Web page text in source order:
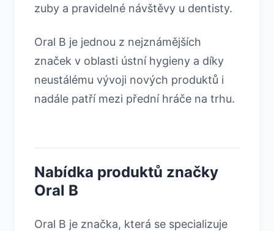
zuby a pravidelné návštěvy u dentisty.
Oral B je jednou z nejznámějších
značek v oblasti ústní hygieny a díky
neustálému vývoji nových produktů i
nadále patří mezi přední hráče na trhu.
Nabídka produktů značky
Oral B
Oral B je značka, která se specializuje